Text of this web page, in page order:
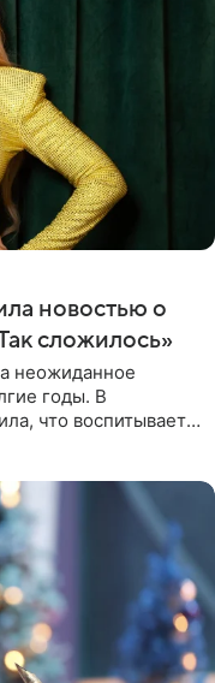
новостью о
сложилось»
неожиданное
годы. В
что воспитывает